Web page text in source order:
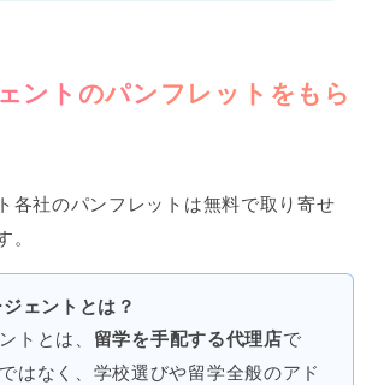
ントのパンフレットをもら
各社のパンフレットは無料で取り寄せ
。
ェントとは？
トとは、 留学を手配する代理店で
はなく、学校選びや留学全般のアド